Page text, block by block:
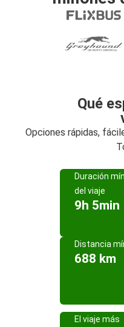
Qué
Opciones rápidas,
Duración
del viaje
9h 5min
Distancia
688 km
El viaje más